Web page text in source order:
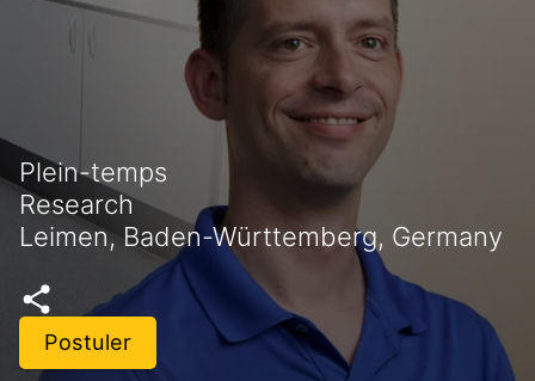
Plein-temps
Research
Leimen, Baden-Württemberg, Germany
Postuler